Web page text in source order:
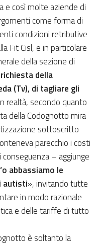
e così molte aziende di
come forma di
condizioni retributive
Fit Cisl, e in particolare
della sezione di
richiesta della
(Tv), di tagliare gli
realtà, secondo quanto
della Codognotto mira
sottoscritto
parecchio i costi
– aggiunge
abbassiamo le
autisti», invitando tutte
in modo razionale
e delle tariffe di tutto
è soltanto la